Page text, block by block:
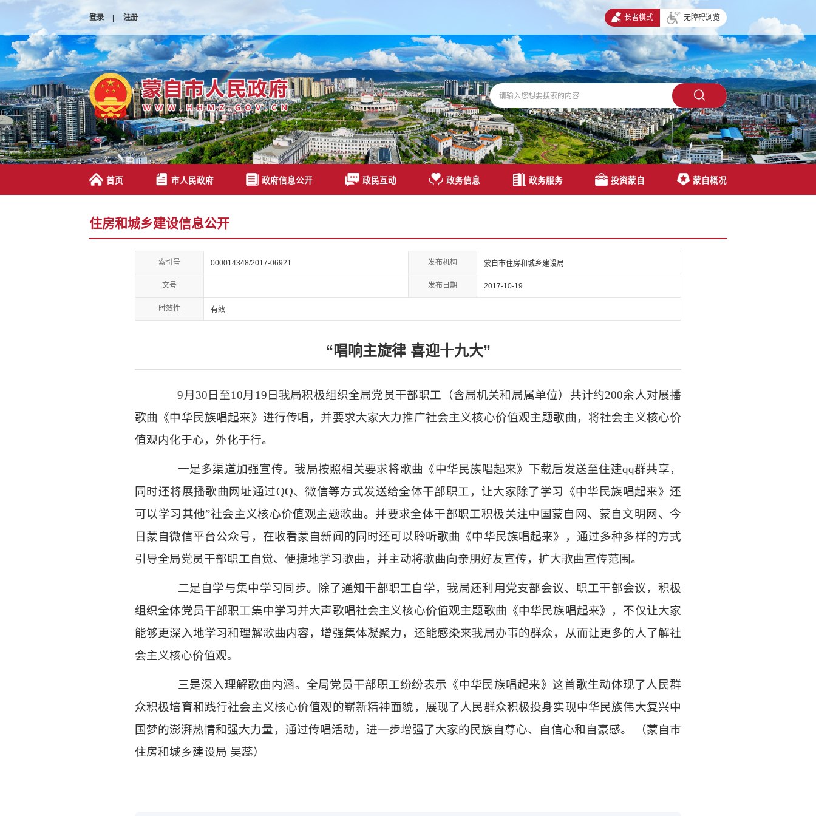
登录 | 注册 长者模式 无障碍浏览
首页 市人民政府 政府信息公开 政民互动 政务信息 政务服务 投资蒙自 蒙自概况
住房和城乡建设信息公开
索引号 000014348/2017-06921 发布机构 蒙自市住房和城乡建设局
文号 发布日期 2017-10-19
时效性 有效
“唱响主旋律 喜迎十九大”
9月 30日至10月 19日我局积极组织全局党员干部职工（含局机关和局属单位）共计约200余人对展播
歌曲《中华民族唱起来》进行传唱，并要求大家大力推广社会主义核心价值观主题歌曲，将社会主义核心价
值观内化于心，外化于行。
一是多渠道加强宣传。我局按照相关要求将歌曲《中华民族唱起来》下载后发送至住建qq群共享，
同时还将展播歌曲网址通过QQ、微信等方式发送给全体干部职工，让大家除了学习《中华民族唱起来》还
可以学习其他”社会主义核心价值观主题歌曲。并要求全体干部职工积极关注中国蒙自网、蒙自文明网、今
日蒙自微信平台公众号，在收看蒙自新闻的同时还可以聆听歌曲《中华民族唱起来》，通过多种多样的方式
引导全局党员干部职工自觉、便捷地学习歌曲，并主动将歌曲向亲朋好友宣传，扩大歌曲宣传范围。
二是自学与集中学习同步。除了通知干部职工自学，我局还利用党支部会议、职工干部会议，积极
组织全体党员干部职工集中学习并大声歌唱社会主义核心价值观主题歌曲《中华民族唱起来》，不仅让大家
能够更深入地学习和理解歌曲内容，增强集体凝聚力，还能感染来我局办事的群众，从而让更多的人了解社
会主义核心价值观。
三是深入理解歌曲内涵。全局党员干部职工纷纷表示《中华民族唱起来》这首歌生动体现了人民群
众积极培育和践行社会主义核心价值观的崭新精神面貌，展现了人民群众积极投身实现中华民族伟大复兴中
国梦的澎湃热情和强大力量，通过传唱活动，进一步增强了大家的民族自尊心、自信心和自豪感。 （蒙自市
住房和城乡建设局 吴蕊）